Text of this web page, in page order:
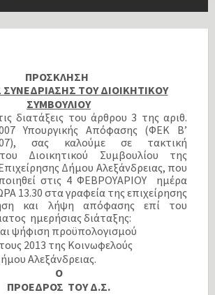
ΠΡΟΣΚΛΗΣΗ
ΣΥΝΕΔΡΙΑΣΗΣ ΤΟΥ ΔΙΟΙΚΗΤΙΚΟΥ
ΣΥΜΒΟΥΛΙΟΥ
διατάξεις του άρθρου 3 της αριθ.
Υπουργικής Απόφασης (ΦΕΚ Β’
σας καλούμε σε τακτική
Διοικητικού Συμβουλίου της
Δήμου Αλεξάνδρειας, που
στις 4 ΦΕΒΡΟΥΑΡΙΟΥ ημέρα
13.30 στα γραφεία της επιχείρησης
και λήψη απόφασης επί του
ημερήσιας διάταξης:
ψήφιση προϋπολογισμού
2013 της Κοινωφελούς
Αλεξάνδρειας.
Ο
ΠΡΟΕΔΡΟΣ ΤΟΥ Δ.Σ.